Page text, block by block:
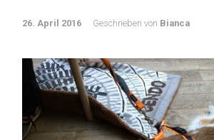
26. April 2016 Geschrieben von Bianca